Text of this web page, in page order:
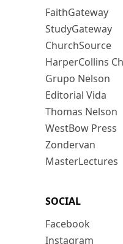
FaithGateway
StudyGateway
ChurchSource
HarperCollins
Grupo Nelson
Editorial Vida
Thomas Nelson
WestBow Press
Zondervan
MasterLectures
SOCIAL
Facebook
Instagram